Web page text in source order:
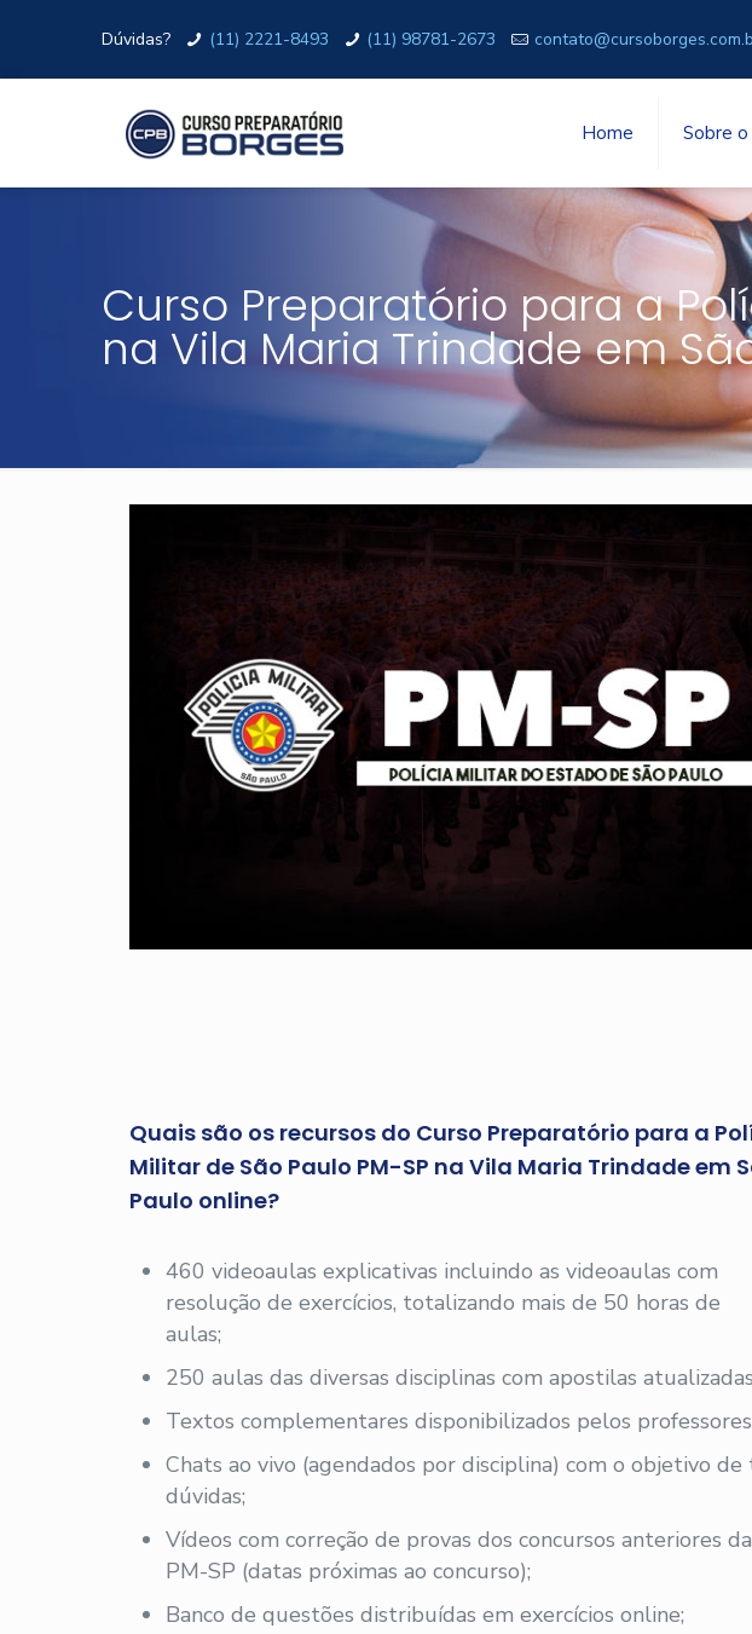
Dúvidas? (11) 2221-8493 (11) 98781-2673
Home Sobre o
Curso Preparatório para a
na Vila Maria Trindade em
Quais são os recursos do Curso Preparatório para a
Militar de São Paulo PM-SP na Vila Maria Trindade em
Paulo online?
460 videoaulas explicativas incluindo as videoaulas com
resolução de exercícios, totalizando mais de 50 horas de
aulas;
250 aulas das diversas disciplinas com apostilas
Textos complementares disponibilizados pelos
Chats ao vivo (agendados por disciplina) com o objetivo
dúvidas;
Vídeos com correção de provas dos concursos anteriores da
PM-SP (datas próximas ao concurso);
Banco de questões distribuídas em exercícios online;